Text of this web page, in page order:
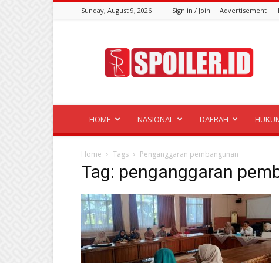
Sunday, August 9, 2026 Sign in / Join Advertisement
HOME NASIONAL DAERAH
Home Tags Penganggaran pembangunan
Tag: penganggaran